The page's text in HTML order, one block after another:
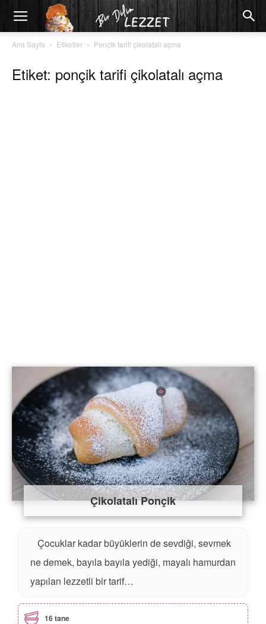
Ana Sayfa Etiketler Ponçik tarifi çikolatalı açma
Etiket: ponçik tarifi çikolatalı açma
Çikolatalı Ponçik
Çocuklar kadar büyüklerin de sevdiği, sevmek
ne demek, bayıla bayıla yediği, mayalı hamurdan
yapılan lezzetli bir tarif…
16 tane